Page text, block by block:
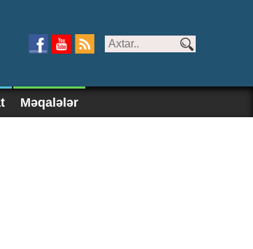
Məqalələr